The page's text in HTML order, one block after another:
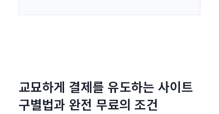
교묘하게 결제를 유도하는 사이트
구별법과 완전 무료의 조건